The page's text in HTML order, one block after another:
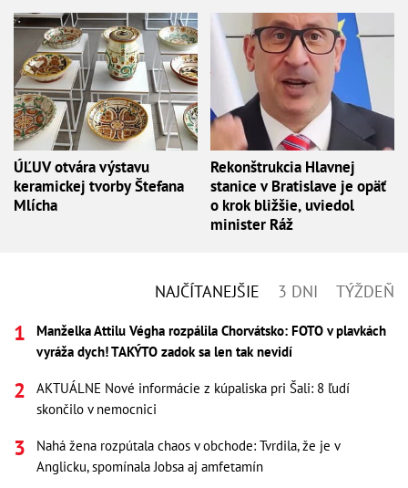
ÚĽUV otvára výstavu
keramickej tvorby Štefana
Mlícha
Rekonštrukcia Hlavnej
stanice v Bratislave je opäť
o krok bližšie, uviedol
minister Ráž
NAJČÍTANEJŠIE 3 DNI TÝŽDEŇ
Manželka Attilu Végha rozpálila Chorvátsko: FOTO v plavkách
vyráža dych! TAKÝTO zadok sa len tak nevidí
AKTUÁLNE Nové informácie z kúpaliska pri Šali: 8 ľudí
skončilo v nemocnici
Nahá žena rozpútala chaos v obchode: Tvrdila, že je v
Anglicku, spomínala Jobsa aj amfetamín